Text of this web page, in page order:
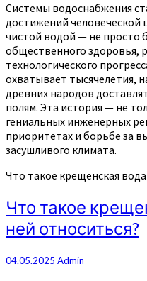
Системы водоснабжения
достижений человеческой
чистой водой — не просто
общественного здоровья,
технологического
охватывает тысячелетия,
древних народов
полям. Эта история — не
гениальных инженерных
приоритетах и борьбе за
засушливого климата.
Что такое крещенская
Что такое
ней относиться?
04.05.2025 Admin